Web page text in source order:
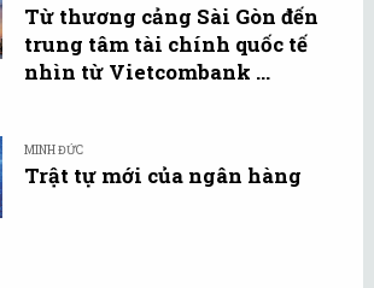
Từ thương cảng Sài Gòn đến
trung tâm tài chính quốc tế
nhìn từ Vietcombank ...
MINH ĐỨC
Trật tự mới của ngân hàng